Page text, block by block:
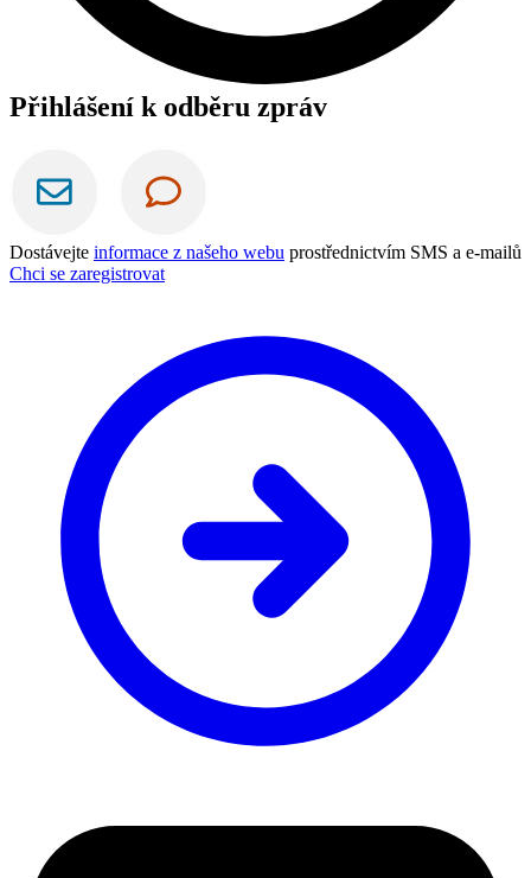
Přihlášení k odběru zpráv
Dostávejte informace z našeho webu prostřednictvím SMS a e-mailů
Chci se zaregistrovat